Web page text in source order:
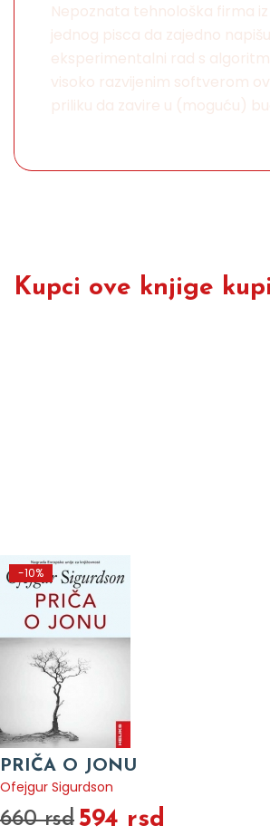
Nepoznata tehnološka firma
jednog pisca da zajedno
eksperimentalni rad s
visoko razvijenim softverom
priliku da zavire u (moguću)
Kupci ove knjige
-10%
PRIČA O JONU
Ofejgur Sigurdson
660 rsd 594 rsd